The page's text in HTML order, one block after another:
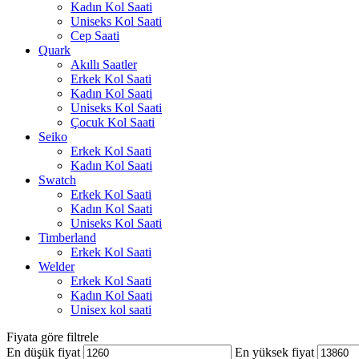
Kadın Kol Saati
Uniseks Kol Saati
Cep Saati
Quark
Akıllı Saatler
Erkek Kol Saati
Kadın Kol Saati
Uniseks Kol Saati
Çocuk Kol Saati
Seiko
Erkek Kol Saati
Kadın Kol Saati
Swatch
Erkek Kol Saati
Kadın Kol Saati
Uniseks Kol Saati
Timberland
Erkek Kol Saati
Welder
Erkek Kol Saati
Kadın Kol Saati
Unisex kol saati
Fiyata göre filtrele
En düşük fiyat
En yüksek fiyat